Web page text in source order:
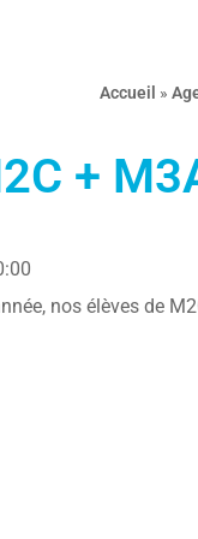
Accueil »
+
nos élèves de